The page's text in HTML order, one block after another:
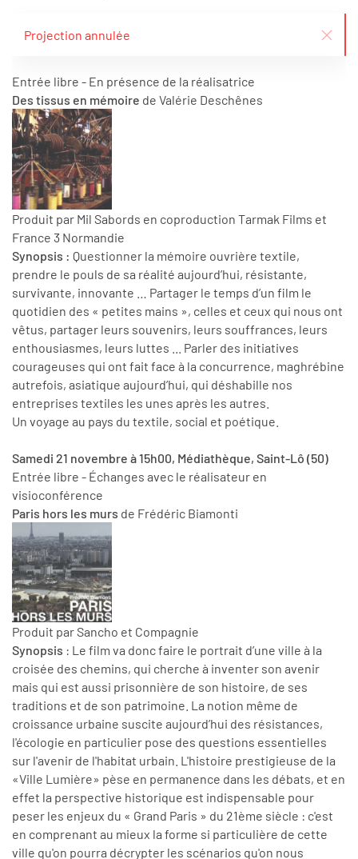
Projection annulée
Entrée libre - En présence de la réalisatrice
Des tissus en mémoire de Valérie Deschênes
Produit par Mil Sabords en coproduction Tarmak Films et
France 3 Normandie
Synopsis : Questionner la mémoire ouvrière textile,
prendre le pouls de sa réalité aujourd’hui, résistante,
survivante, innovante … Partager le temps d’un film le
quotidien des « petites mains », celles et ceux qui nous ont
vêtus, partager leurs souvenirs, leurs souffrances, leurs
enthousiasmes, leurs luttes ... Parler des initiatives
courageuses qui ont fait face à la concurrence, maghrébine
autrefois, asiatique aujourd’hui, qui déshabille nos
entreprises textiles les unes après les autres.
Un voyage au pays du textile, social et poétique.
Samedi 21 novembre à 15h00, Médiathèque, Saint-Lô (50)
Entrée libre - Échanges avec le réalisateur en
visioconférence
Paris hors les murs de Frédéric Biamonti
Produit par Sancho et Compagnie
Synopsis : Le film va donc faire le portrait d’une ville à la
croisée des chemins, qui cherche à inventer son avenir
mais qui est aussi prisonnière de son histoire, de ses
traditions et de son patrimoine. La notion même de
croissance urbaine suscite aujourd’hui des résistances,
l'écologie en particulier pose des questions essentielles
sur l'avenir de l'habitat urbain. L'histoire prestigieuse de la
«Ville Lumière» pèse en permanence dans les débats, et en
effet la perspective historique est indispensable pour
peser les enjeux du « Grand Paris » du 21ème siècle : c'est
en comprenant au mieux la forme si particulière de cette
ville qu'on pourra décrypter les scénarios qu'on nous